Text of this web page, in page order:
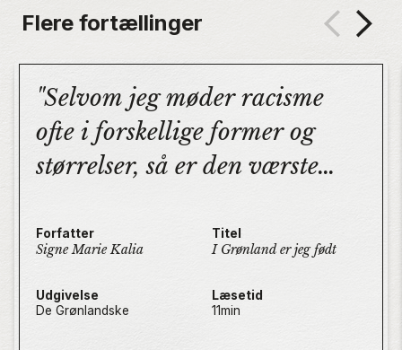
Flere fortællinger
Selvom jeg møder racisme
ofte i forskellige former og
størrelser, så er den værste
forklædt som empati.
Forfatter
Signe Marie Kalia
Titel
I Grønland er jeg født
Udgivelse
De Grønlandske
Læsetid
11min